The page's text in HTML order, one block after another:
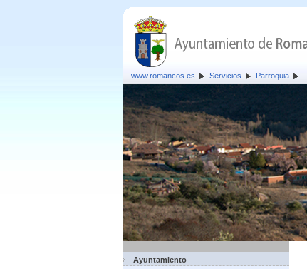
www.romancos.es Servicios Parroquia
Ayuntamiento